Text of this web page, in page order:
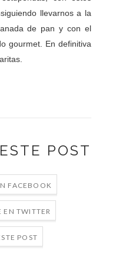
llevarnos a la
de pan y con el
gourmet. En definitiva
POST
FACEBOOK
EN TWITTER
POST